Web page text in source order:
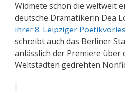
Widmete schon die weltweit
deutsche Dramatikerin Dea
ihrer 8. Leipziger
schreibt auch das Berliner
anlässlich der Premiere über
Weltstädten gedrehten